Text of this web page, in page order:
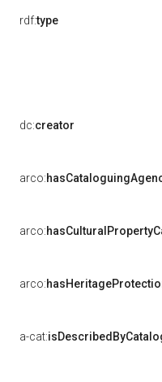
rdf:type
dc:creator
arco:
arco:
arco:
a-cat: